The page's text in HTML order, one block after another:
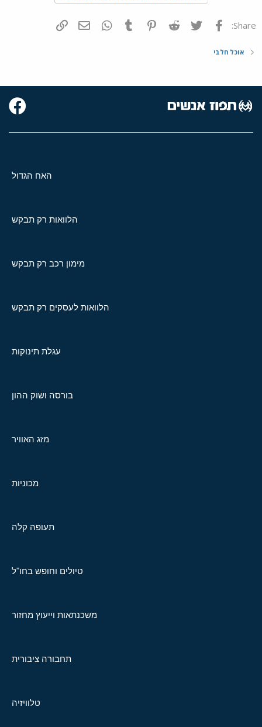
Share: פייסבוק Twitter
Reddit
Pinterest
Tumblr
WhatsAppדואר אלקטרוני
אוכל חלבי
האח הגדול
הלוואות רק תבקש
מימון רכב רק תבקש
הלוואות לעסקים רק תבקש
עגלת תינוקות
בורסה ושוק ההון
מזג האוויר
מכוניות
תעופה קלה
טיולים וחופש בחו"ל
משכנתאות וייעוץ מחזור
תחבורה ציבורית
טלוויזיה